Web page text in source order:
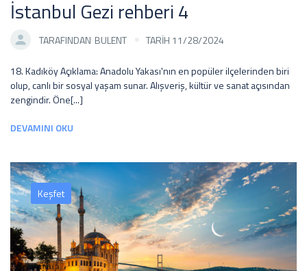
İstanbul Gezi rehberi 4
TARAFINDAN BULENT TARİH 11/28/2024
18. Kadıköy Açıklama: Anadolu Yakası'nın en popüler ilçelerinden biri
olup, canlı bir sosyal yaşam sunar. Alışveriş, kültür ve sanat açısından
zengindir. Öne[...]
DEVAMINI OKU
Keşfet